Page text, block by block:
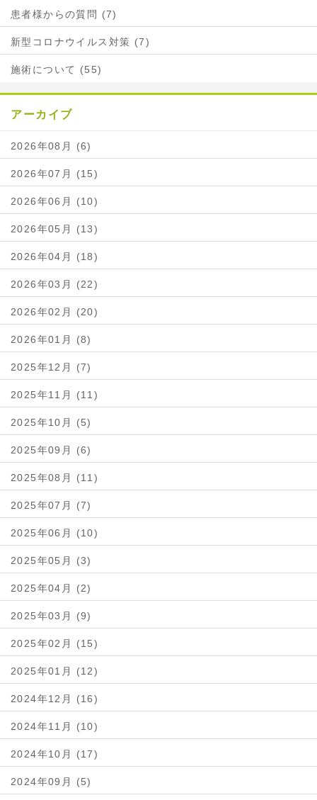
患者様からの質問 (7)
新型コロナウイルス対策 (7)
施術について (55)
アーカイブ
2026年08月 (6)
2026年07月 (15)
2026年06月 (10)
2026年05月 (13)
2026年04月 (18)
2026年03月 (22)
2026年02月 (20)
2026年01月 (8)
2025年12月 (7)
2025年11月 (11)
2025年10月 (5)
2025年09月 (6)
2025年08月 (11)
2025年07月 (7)
2025年06月 (10)
2025年05月 (3)
2025年04月 (2)
2025年03月 (9)
2025年02月 (15)
2025年01月 (12)
2024年12月 (16)
2024年11月 (10)
2024年10月 (17)
2024年09月 (5)